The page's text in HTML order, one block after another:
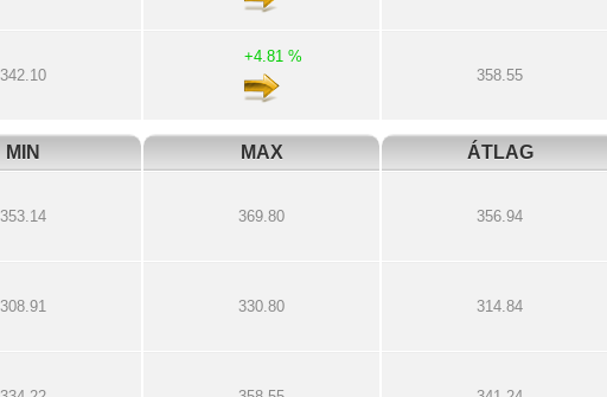
342.10
+4.81 %
358.55
MIN MAX ÁTLAG
353.14 369.80 356.94
308.91 330.80 314.84